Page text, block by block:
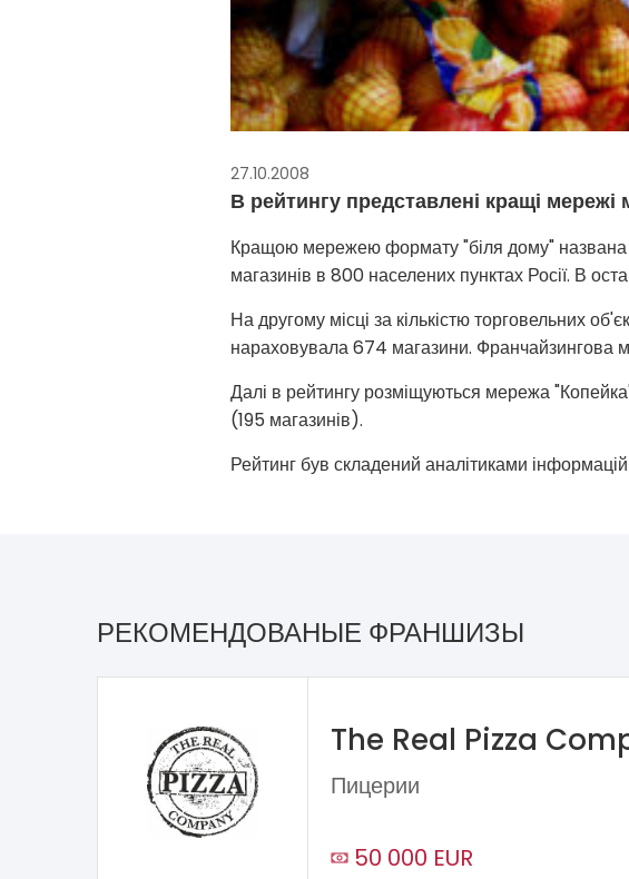
27.10.2008
В рейтингу представлені кращі
Кращою мережею формату "біля дому" названа
магазинів в 800 населених пунктах Росії. В
На другому місці за кількістю торговельних
нараховувала 674 магазини. Франчайзингова
Далі в рейтингу розміщуються мережа
(195 магазинів).
Рейтинг був складений аналітиками
РЕКОМЕНДОВАНЫЕ ФРАНШИЗЫ
The Real Pizza
Пицерии
50 000 EUR